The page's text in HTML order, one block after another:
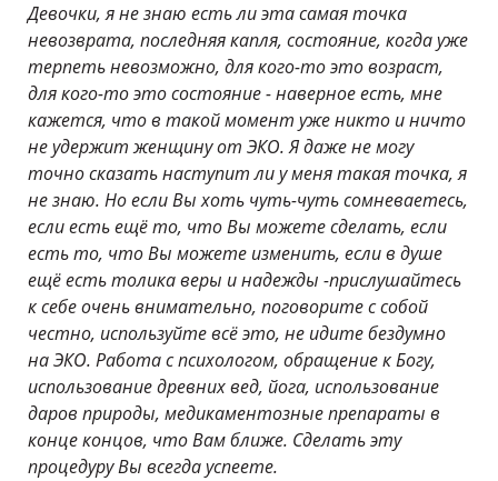
Девочки, я не знаю есть ли эта самая точка
невозврата, последняя капля, состояние, когда уже
терпеть невозможно, для кого-то это возраст,
для кого-то это состояние - наверное есть, мне
кажется, что в такой момент уже никто и ничто
не удержит женщину от ЭКО. Я даже не могу
точно сказать наступит ли у меня такая точка, я
не знаю. Но если Вы хоть чуть-чуть сомневаетесь,
если есть ещё то, что Вы можете сделать, если
есть то, что Вы можете изменить, если в душе
ещё есть толика веры и надежды -прислушайтесь
к себе очень внимательно, поговорите с собой
честно, используйте всё это, не идите бездумно
на ЭКО. Работа с психологом, обращение к Богу,
использование древних вед, йога, использование
даров природы, медикаментозные препараты в
конце концов, что Вам ближе. Сделать эту
процедуру Вы всегда успеете.